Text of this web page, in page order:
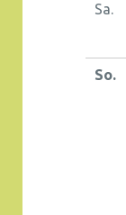
Sa.
So.